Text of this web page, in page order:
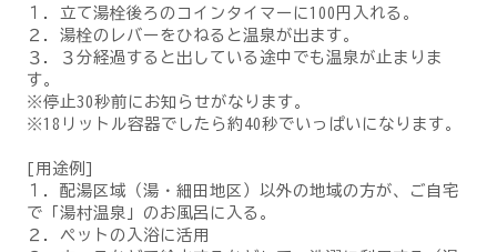
１．立て湯栓後ろのコインタイマーに100円入れる。
２．湯栓のレバーをひねると温泉が出ます。
３．３分経過すると出している途中でも温泉が止まりま
す。
※停止30秒前にお知らせがなります。
※18リットル容器でしたら約40秒でいっぱいになります。
[用途例]
１．配湯区域（湯・細田地区）以外の地域の方が、ご自宅
で「湯村温泉」のお風呂に入る。
２．ペットの入浴に活用